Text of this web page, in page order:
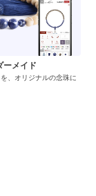
ーメイド
、オリジナルの念珠に